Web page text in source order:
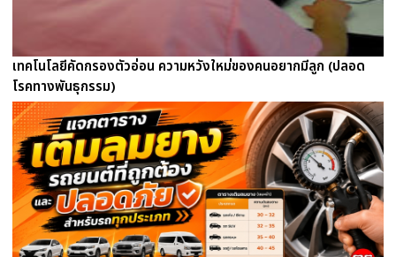
เทคโนโลยีคัดกรองตัวอ่อน ความหวังใหม่ของคนอยากมีลูก (ปลอด
โรคทางพันธุกรรม)